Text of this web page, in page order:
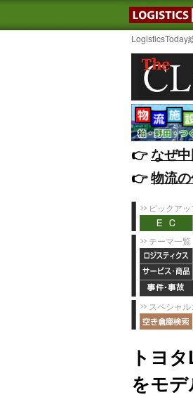
LogisticsToday
👉️なぜ
👉️物流
ピックア
テーマ一覧
スペシャ
トヨ
をモ